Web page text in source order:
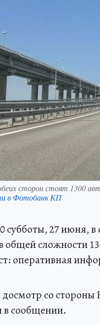
сторон стоят 1300
в Фотобанк КП
субботы, 27 июня,
общей сложности
оперативная
со
в сообщении.